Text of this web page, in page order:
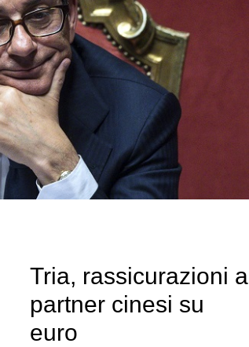
Tria, rassicurazioni a
partner cinesi su
euro